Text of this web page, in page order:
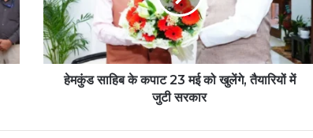
हेमकुंड साहिब के कपाट 23 मई को खुलेंगे, तैयारियों में
जुटी सरकार